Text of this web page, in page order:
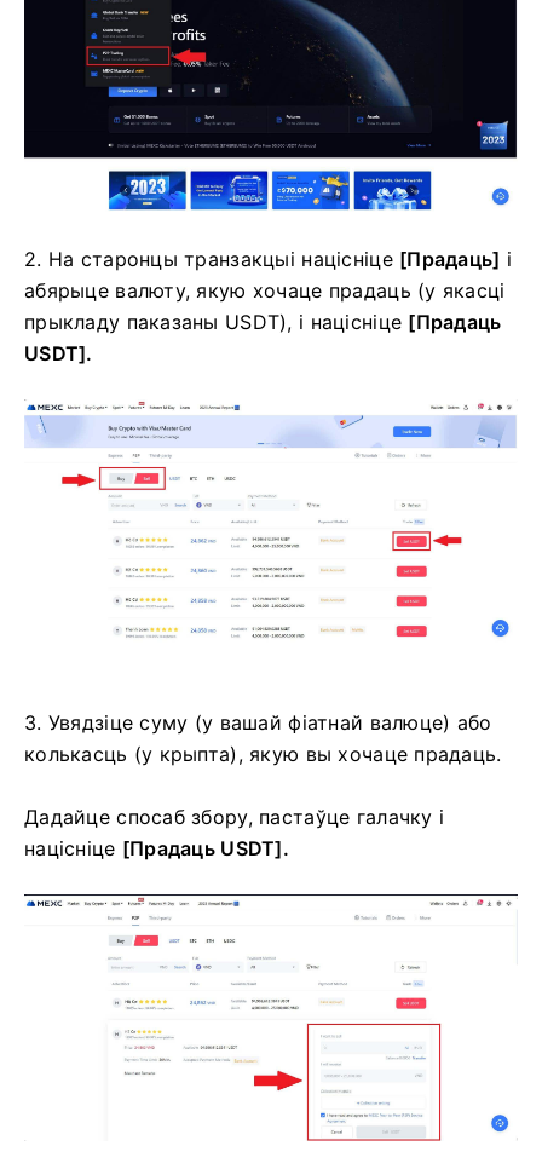
2. На старонцы транзакцыі націсніце [Прадаць] і
абярыце валюту, якую хочаце прадаць (у якасці
прыкладу паказаны USDT), і націсніце [Прадаць
USDT].
3. Увядзіце суму (у вашай фіатнай валюце) або
колькасць (у крыпта), якую вы хочаце прадаць.
Дадайце спосаб збору, пастаўце галачку і
націсніце [Прадаць USDT].